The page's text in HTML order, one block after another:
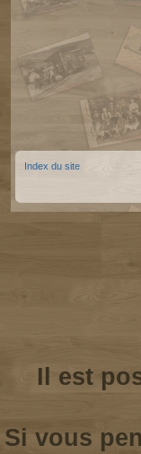
Index du site
Il est
Si vous